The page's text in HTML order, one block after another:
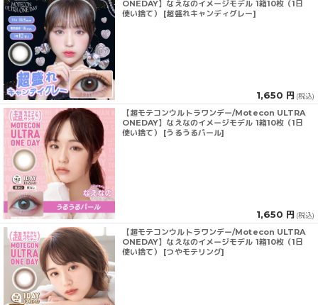
ONEDAY】なえなのイメージモデル 1箱10枚（1日
使い捨て） [超盛れキャンディグレー]
1,650 円 (税込)
【超モテコンウルトラワンデー/Motecon ULTRA
ONEDAY】なえなのイメージモデル 1箱10枚（1日
使い捨て） [うるうるパール]
1,650 円 (税込)
【超モテコンウルトラワンデー/Motecon ULTRA
ONEDAY】なえなのイメージモデル 1箱10枚（1日
使い捨て） [つやモテリング]